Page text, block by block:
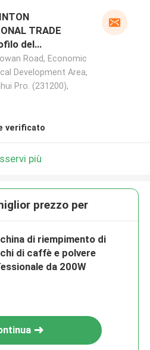
TRADE
del
Road, Economic
Development Area,
Pro. (231200),
verificato
più
prezzo per
di riempimento di
di caffè e polvere
da 200W